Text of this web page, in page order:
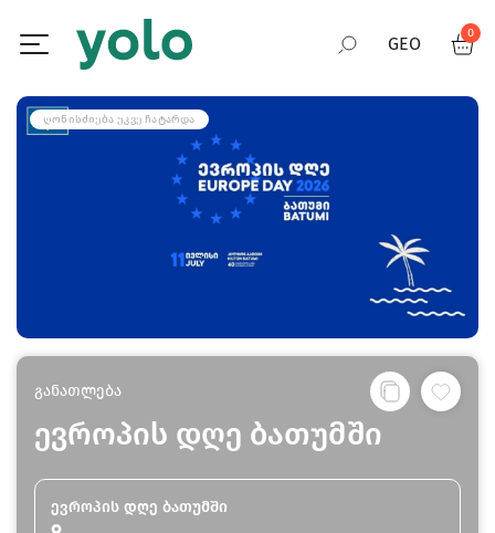
GEO
0
ᲦᲝᲜᲘᲡᲫᲘᲔᲑᲐ ᲣᲙᲕᲔ ᲩᲐᲢᲐᲠᲓᲐ
განათლება
ევროპის დღე ბათუმში
ევროპის დღე ბათუმში